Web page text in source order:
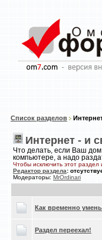
Список разделов
Интернет - и
Что делать, если Ваш
компьютере, а надо
Чтобы исключить этот раздел
Редактор раздела:
Модераторы: MrOrdinari
Как временно
Раздел переехал!